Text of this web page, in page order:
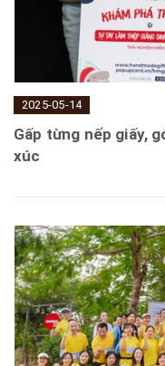
2025-05-14
Gấp từng nếp giấy,
xúc